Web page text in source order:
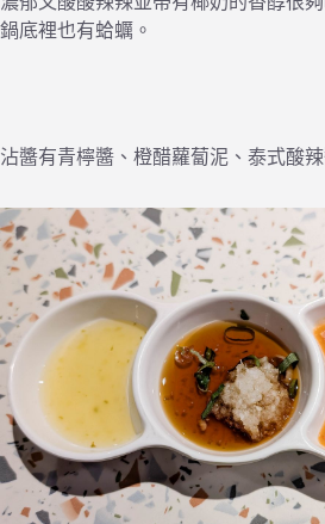
鍋底裡也有蛤蠣。
沾醬有青檸醬、橙醋蘿蔔泥、泰式酸